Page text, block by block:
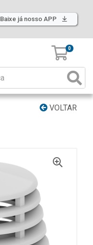
Baixe já nosso APP
0
VOLTAR